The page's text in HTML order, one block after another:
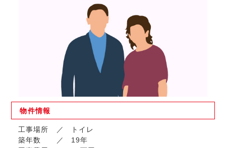
物件情報
工事場所
トイレ
築年数
19年